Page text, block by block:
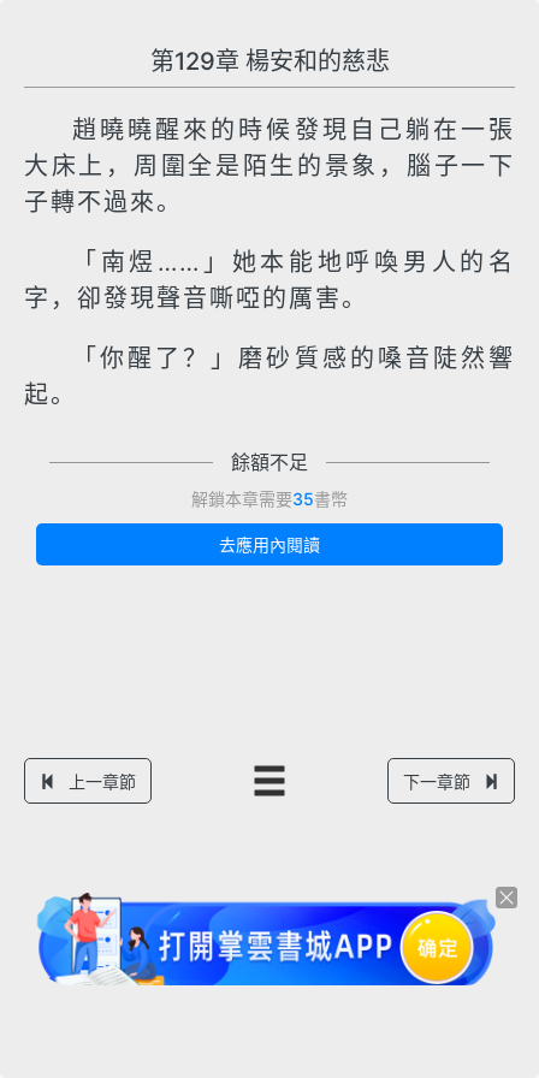
第129章 楊安和的慈悲
趙曉曉醒來的時候發現自己躺在一張
大床上，周圍全是陌生的景象，腦子一下
子轉不過來。
「南煜……」她本能地呼喚男人的名
字，卻發現聲音嘶啞的厲害。
「你醒了？」磨砂質感的嗓音陡然響
起。
餘額不足
解鎖本章需要35書幣
去應用內閱讀
上一章節 下一章節